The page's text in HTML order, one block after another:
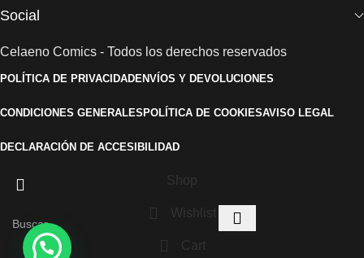
Social
Celaeno Comics - Todos los derechos reservados
POLÍTICA DE PRIVACIDADENVÍOS Y DEVOLUCIONES
CONDICIONES GENERALESPOLÍTICA DE COOKIESAVISO LEGAL
DECLARACIÓN DE ACCESIBILIDAD
Shop
Wishlist
Cart